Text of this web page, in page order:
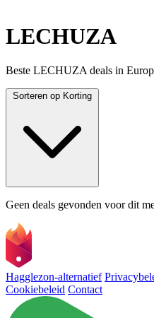
LECHUZA
Beste LECHUZA deals in
Sorteren op Korting
Geen deals gevonden voor dit
Hagglezon-alternatief
Cookiebeleid Contact